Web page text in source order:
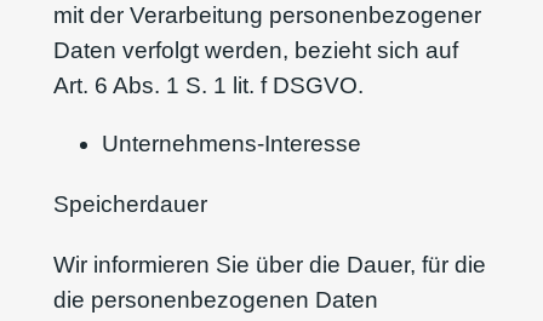
mit der Verarbeitung personenbezogener
Daten verfolgt werden, bezieht sich auf
Art. 6 Abs. 1 S. 1 lit. f DSGVO.
Unternehmens-Interesse
Speicherdauer
Wir informieren Sie über die Dauer, für die
die personenbezogenen Daten